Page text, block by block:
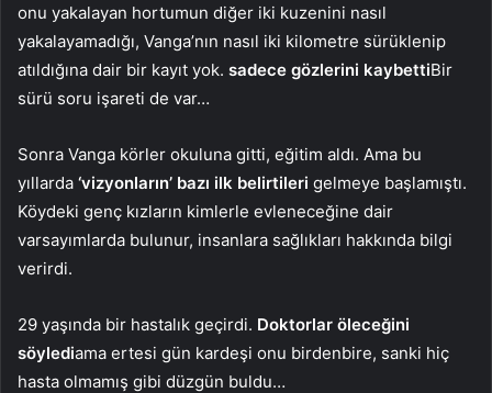
onu yakalayan hortumun diğer iki kuzenini nasıl
yakalayamadığı, Vanga’nın nasıl iki kilometre sürüklenip
atıldığına dair bir kayıt yok. sadece gözlerini kaybettiBir
sürü soru işareti de var…
Sonra Vanga körler okuluna gitti, eğitim aldı. Ama bu
yıllarda ‘vizyonların’ bazı ilk belirtileri gelmeye başlamıştı.
Köydeki genç kızların kimlerle evleneceğine dair
varsayımlarda bulunur, insanlara sağlıkları hakkında bilgi
verirdi.
29 yaşında bir hastalık geçirdi. Doktorlar öleceğini
söylediama ertesi gün kardeşi onu birdenbire, sanki hiç
hasta olmamış gibi düzgün buldu…